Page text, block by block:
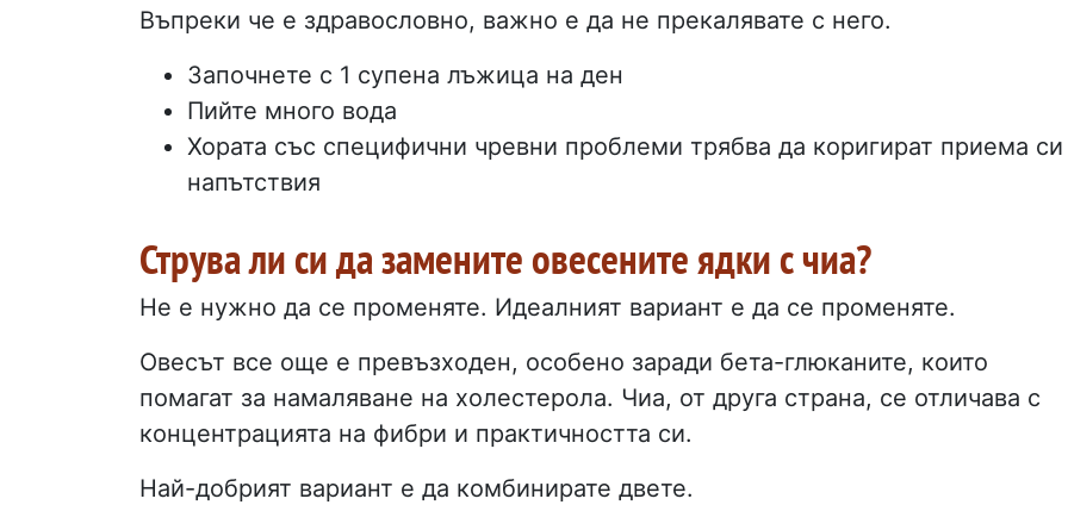
Въпреки че е здравословно, важно е да не прекалявате с него.
Започнете с 1 супена лъжица на ден
Пийте много вода
Хората със специфични чревни проблеми трябва да коригират приема си
напътствия
Струва ли си да замените овесените ядки с чиа?
Не е нужно да се променяте. Идеалният вариант е да се променяте.
Овесът все още е превъзходен, особено заради бета-глюканите, които
помагат за намаляване на холестерола. Чиа, от друга страна, се отличава с
концентрацията на фибри и практичността си.
Най-добрият вариант е да комбинирате двете.